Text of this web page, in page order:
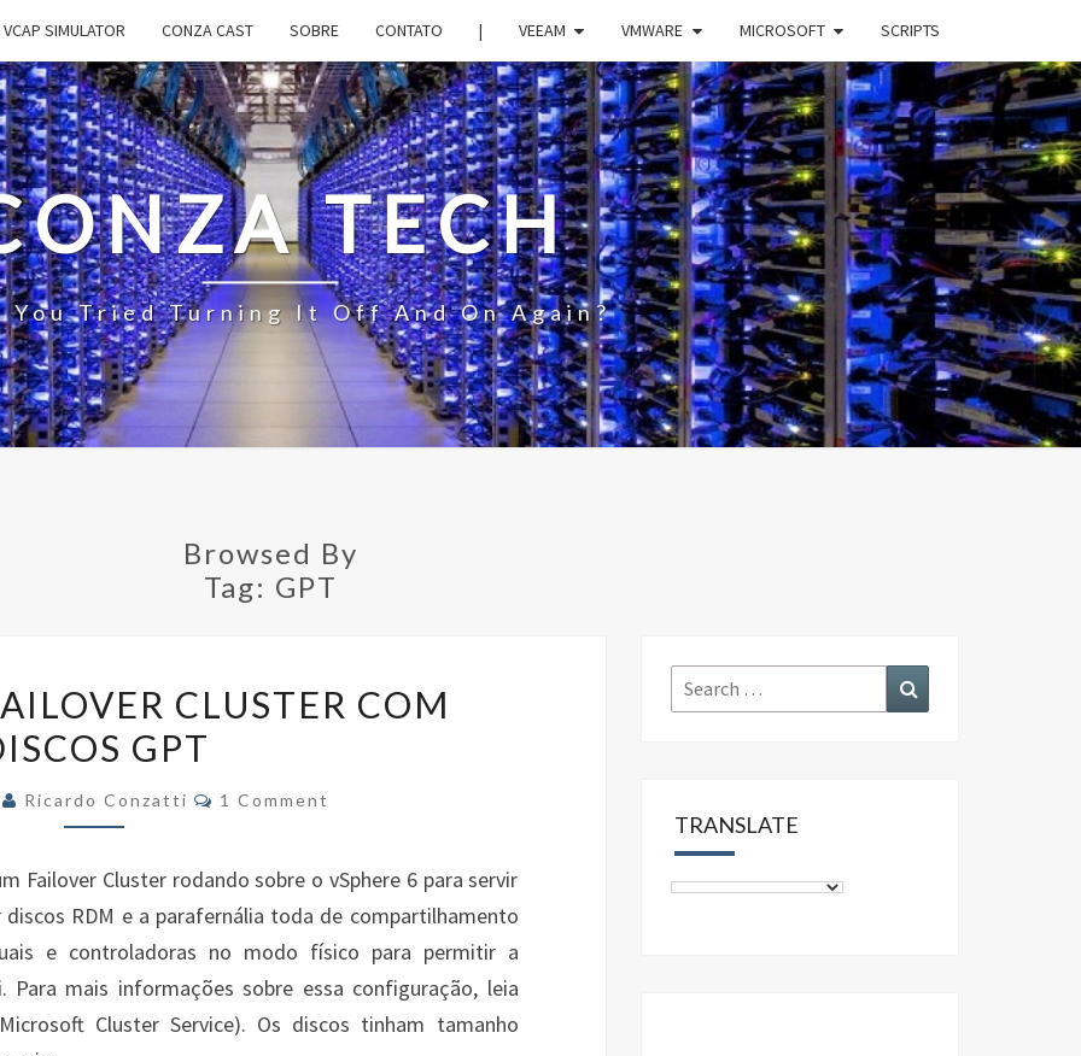
VCAP SIMULATOR CONZA CAST SOBRE CONTATO | VEEAM VMWARE MICROSOFT SCRIPTS
TECH
You Tried Turning It Off And On Again?
Browsed By
Tag: GPT
FAILOVER
CLUSTER
DISCOS
CLUSTER COM
GPT
Ricardo Conzatti Comments
1 Comment
Failover Cluster rodando sobre o vSphere 6 para servir
RDM e a parafernália toda de compartilhamento
e controladoras no modo físico para permitir a
Para mais informações sobre essa configuração, leia
Cluster Service). Os discos tinham tamanho
Search
for:
TRANSLATE